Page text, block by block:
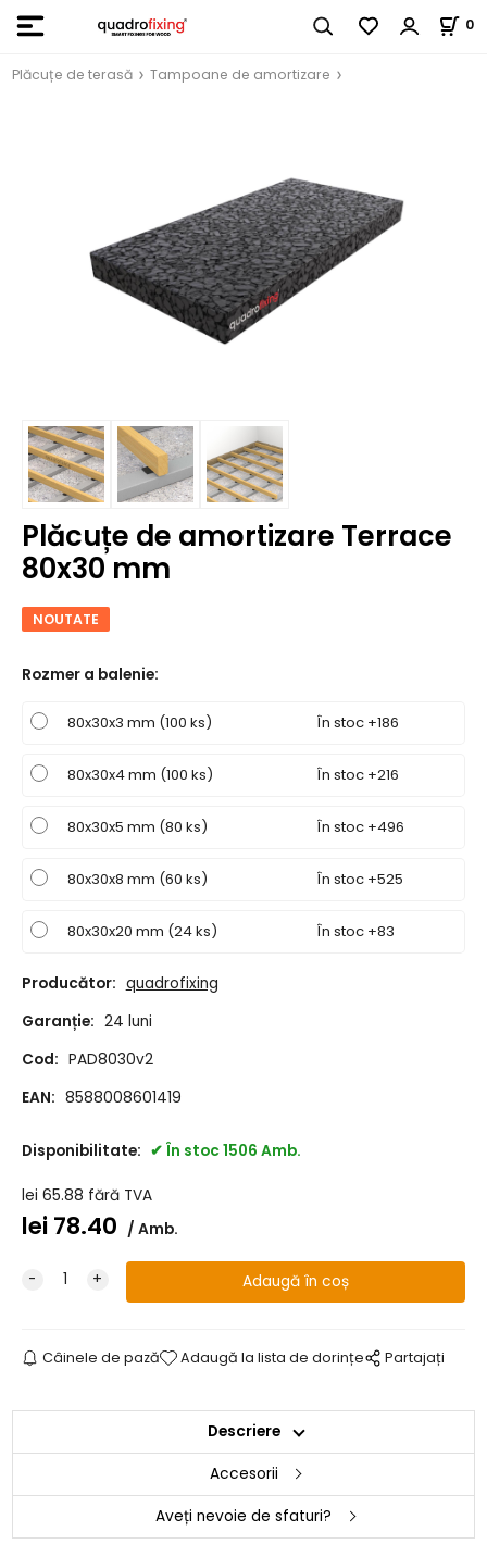
0
Plăcuțe de terasă Tampoane de amortizare
Plăcuțe de amortizare Terrace
80x30 mm
NOUTATE
Rozmer a balenie:
80x30x3 mm (100 ks) În stoc +186
80x30x4 mm (100 ks) În stoc +216
80x30x5 mm (80 ks) În stoc +496
80x30x8 mm (60 ks) În stoc +525
80x30x20 mm (24 ks) În stoc +83
Producător: quadrofixing
Garanție: 24 luni
Cod: PAD8030v2
EAN: 8588008601419
Disponibilitate: În stoc 1506 Amb.
lei 65.88 fără TVA
lei78.40 Amb.
Câinele de pază Adaugă la lista de dorințe Partajați
Descriere
Accesorii
Aveți nevoie de sfaturi?